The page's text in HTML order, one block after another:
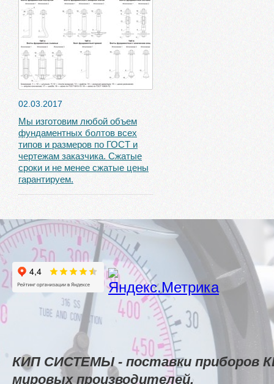
02.03.2017
Мы изготовим любой объем
фундаментных болтов всех
типов и размеров по ГОСТ и
чертежам заказчика. Сжатые
сроки и не менее сжатые цены
гарантируем.
КИП СИСТЕМЫ - поставки приборов
мировых производителей.